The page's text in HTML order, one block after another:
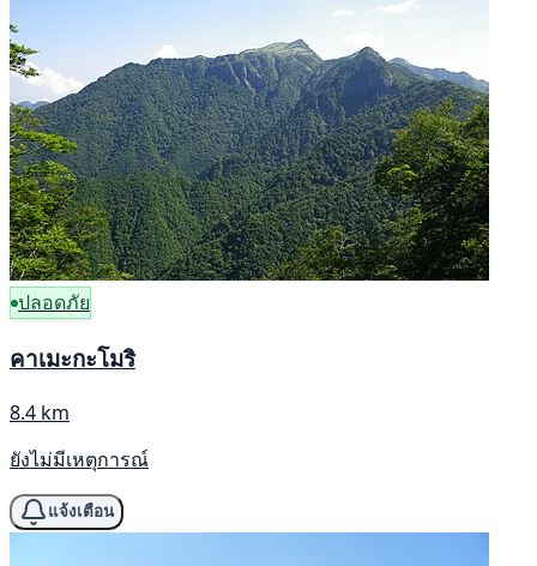
ปลอดภัย
คาเมะกะโมริ
8.4 km
ยังไม่มีเหตุการณ์
แจ้งเตือน